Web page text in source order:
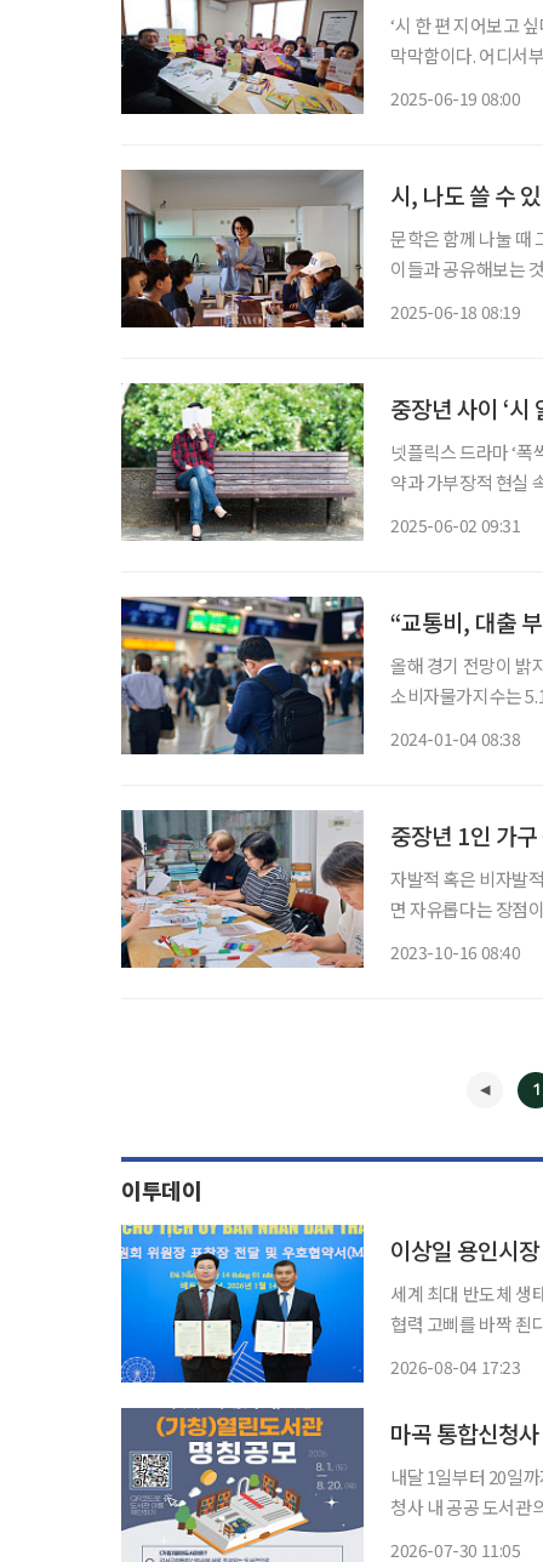
‘시 한 편 지어보고
막막함이다. 어디서
2025-06-19 08:00
시, 나도 쓸 수
문학은 함께 나눌 때
이들과 공유해보는
2025-06-18 08:19
중장년 사이 ‘
넷플릭스 드라마 ‘
약과 가부장적 현실
2025-06-02 09:31
“교통비, 대출
올해 경기 전망이 밝
소비자물가지수는
2024-01-04 08:38
중장년 1인 가
자발적 혹은 비자발
면 자유롭다는 장점
2023-10-16 08:40
1
이투데이
세계 최대 반도체 생
협력 고삐를 바짝 죈다. 4일 이투데이 취재를 종합하면, 이상일 용인특례시장은 용
2026-08-04 17:23
마곡 통합신청
내달 1일부터 20일까지 온라인‧문자 접수 서
청사 내 공공 도서관
2026-07-30 11:05